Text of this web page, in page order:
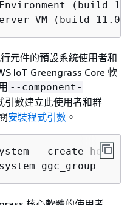
Environment (build
VM (build
元件的預設系統使用者和
IoT Greengrass Core 軟
--component-
引數建立此使用者和群
安裝程式引數 。
--create-home
ggc_group